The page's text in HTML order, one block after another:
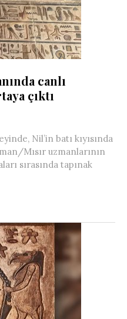
canlı
çıktı
Nil’in batı kıyısında
Mısır uzmanlarının
sırasında tapınak